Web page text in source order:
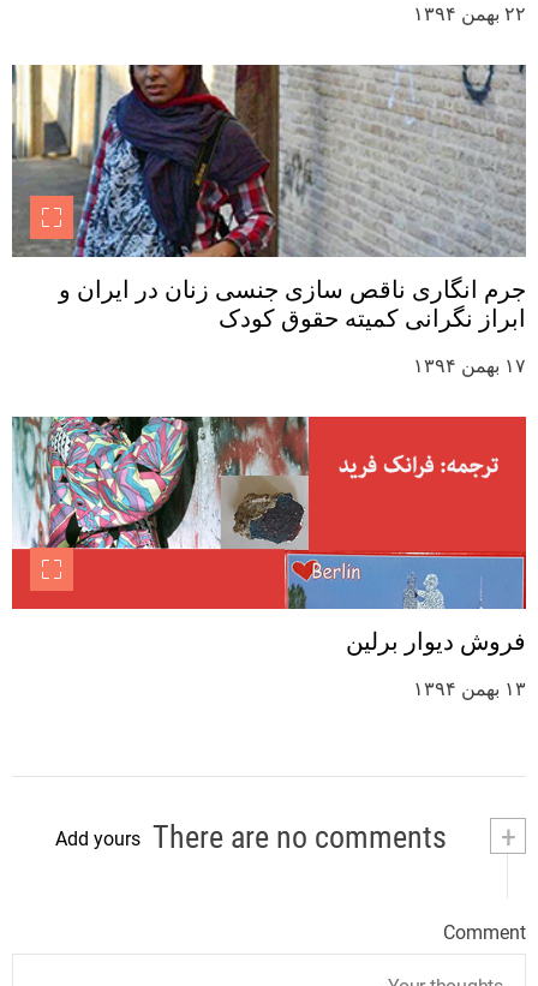
۲۲ بهمن ۱۳۹۴
جرم انگاری ناقص سازی جنسی زنان در ایران و
ابراز نگرانی کمیته حقوق کودک
۱۷ بهمن ۱۳۹۴
فروش دیوار برلین
۱۳ بهمن ۱۳۹۴
+
Add yours
Comment